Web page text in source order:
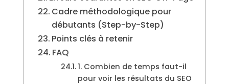
Cadre méthodologique pour
débutants (Step-by-Step)
Points clés à retenir
FAQ
1. Combien de temps faut-il
pour voir les résultats du SEO